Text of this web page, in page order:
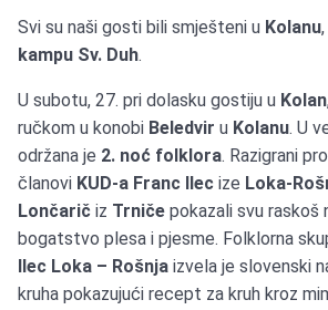
Svi su naši gosti bili smješteni u Kolanu,
kampu Sv. Duh.
U subotu, 27. pri dolasku gostiju u Kolan
ručkom u konobi Beledvir u Kolanu. U
održana je 2. noć folklora. Razigrani
članovi KUD-a Franc Ilec ize Loka-
Lončarič iz Trniče pokazali svu raskoš
bogatstvo plesa i pjesme. Folklorna
Ilec Loka – Rošnja izvela je slovenski
kruha pokazujući recept za kruh kroz